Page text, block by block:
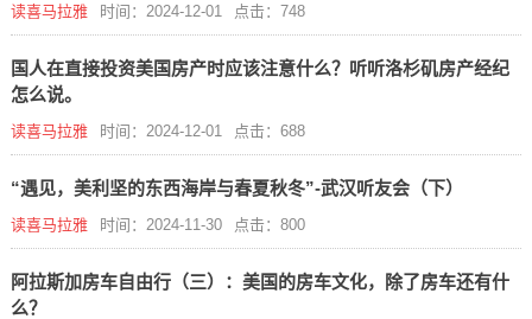
读喜马拉雅 时间：2024-12-01 点击：748
国人在直接投资美国房产时应该注意什么？听听洛杉矶房产经纪
怎么说。
读喜马拉雅 时间：2024-12-01 点击：688
“遇见，美利坚的东西海岸与春夏秋冬”-武汉听友会（下）
读喜马拉雅 时间：2024-11-30 点击：800
阿拉斯加房车自由行（三）：美国的房车文化，除了房车还有什
么？